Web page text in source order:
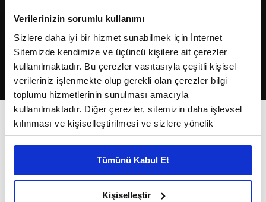
Verilerinizin sorumlu kullanımı
Sizlere daha iyi bir hizmet sunabilmek için İnternet
Sitemizde kendimize ve üçüncü kişilere ait çerezler
kullanılmaktadır. Bu çerezler vasıtasıyla çeşitli kişisel
verileriniz işlenmekte olup gerekli olan çerezler bilgi
toplumu hizmetlerinin sunulması amacıyla
kullanılmaktadır. Diğer çerezler, sitemizin daha işlevsel
kılınması ve kişiselleştirilmesi ve sizlere yönelik
reklam/pazarlama faaliyetlerinin yapılması, amaçlarıyla
Çerezlere ilişkin tercihlerinizi çerez paneli vasıtasıyla
belirleyebilirsiniz. Çerezlere ilişkin detaylı bilgi için
Ayarlar butonuna tıklayabilir,Çerez Bilgilendirme
Tümünü Kabul Et
Kişiselleştir
2026Fikriyat. Tüm hakları saklıdır.